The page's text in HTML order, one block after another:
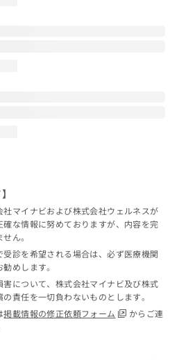
マイナビおよび株式会社ウェルネスが
な情報に努めておりますが、内容を完
ん。
診を希望される場合は、必ず医療機関
めします。
について、株式会社マイナビ及び株式
責任を一切負わないものとします。
掲載情報の修正依頼フォーム
からご連